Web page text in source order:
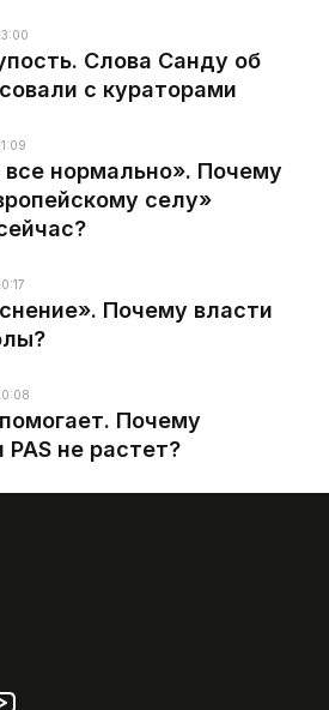
Слова Санду об
с кураторами
все нормально». Почему
селу»
Почему власти
Почему
PAS не растет?